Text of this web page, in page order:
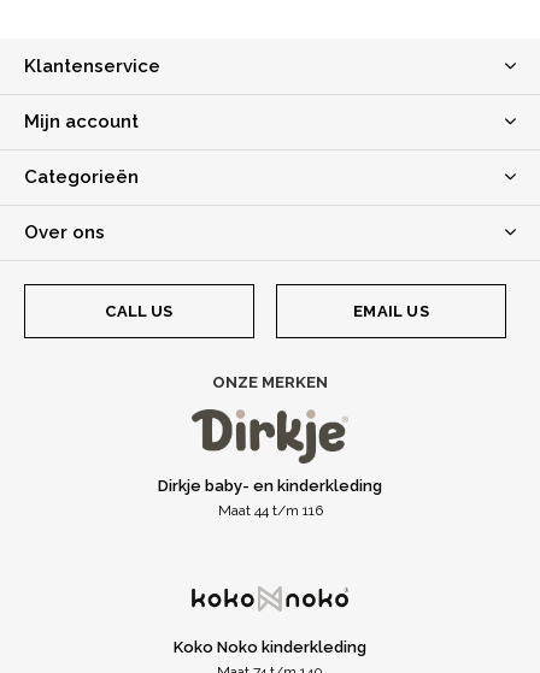
Klantenservice
Mijn account
Categorieën
Over ons
CALL US EMAIL US
ONZE MERKEN
Dirkje baby- en kinderkleding
Maat 44 t/m 116
Koko Noko kinderkleding